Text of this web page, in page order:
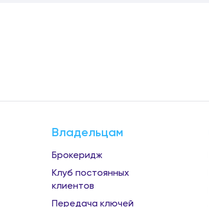
Владельцам
Брокеридж
Клуб постоянных
клиентов
Передача ключей